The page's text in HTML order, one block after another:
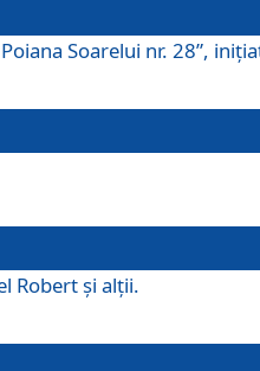
Soarelui nr. 28”,
Robert şi alţii.